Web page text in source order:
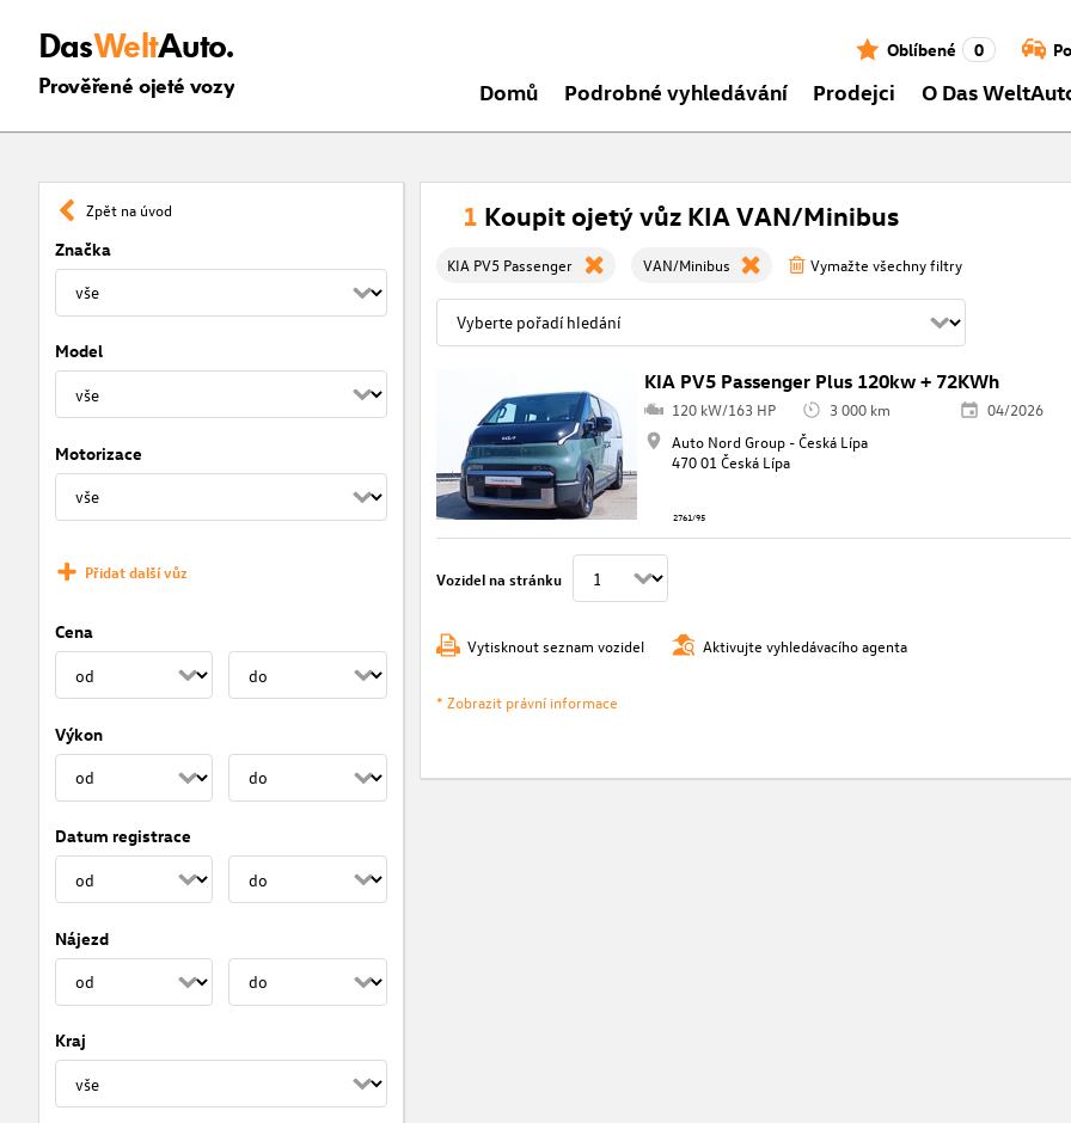
DasWeltAuto.
Prověřené ojeté vozy
Oblíbené 0
Domů Podrobné vyhledávání Prodejci O Das
Zpět na úvod
Značka
Model
Motorizace
Přidat další vůz
Cena
Výkon
Datum registrace
Nájezd
Kraj
1 Koupit ojetý vůz KIA VAN/Minibus
KIA PV5 Passenger VAN/Minibus Vymažte všechny filtry
KIA PV5 Passenger Plus 120kw + 72KWh
120 kW/163 HP 3 000 km
04/2026
Auto Nord Group - Česká Lípa
470 01 Česká Lípa
2761/95
Vozidel na stránku
Vytisknout seznam vozidel Aktivujte vyhledávacího agenta
* Zobrazit právní informace